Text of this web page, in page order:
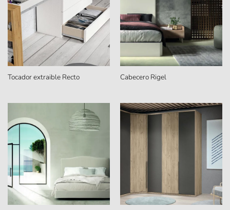
Tocador extraible Recto Cabecero Rigel